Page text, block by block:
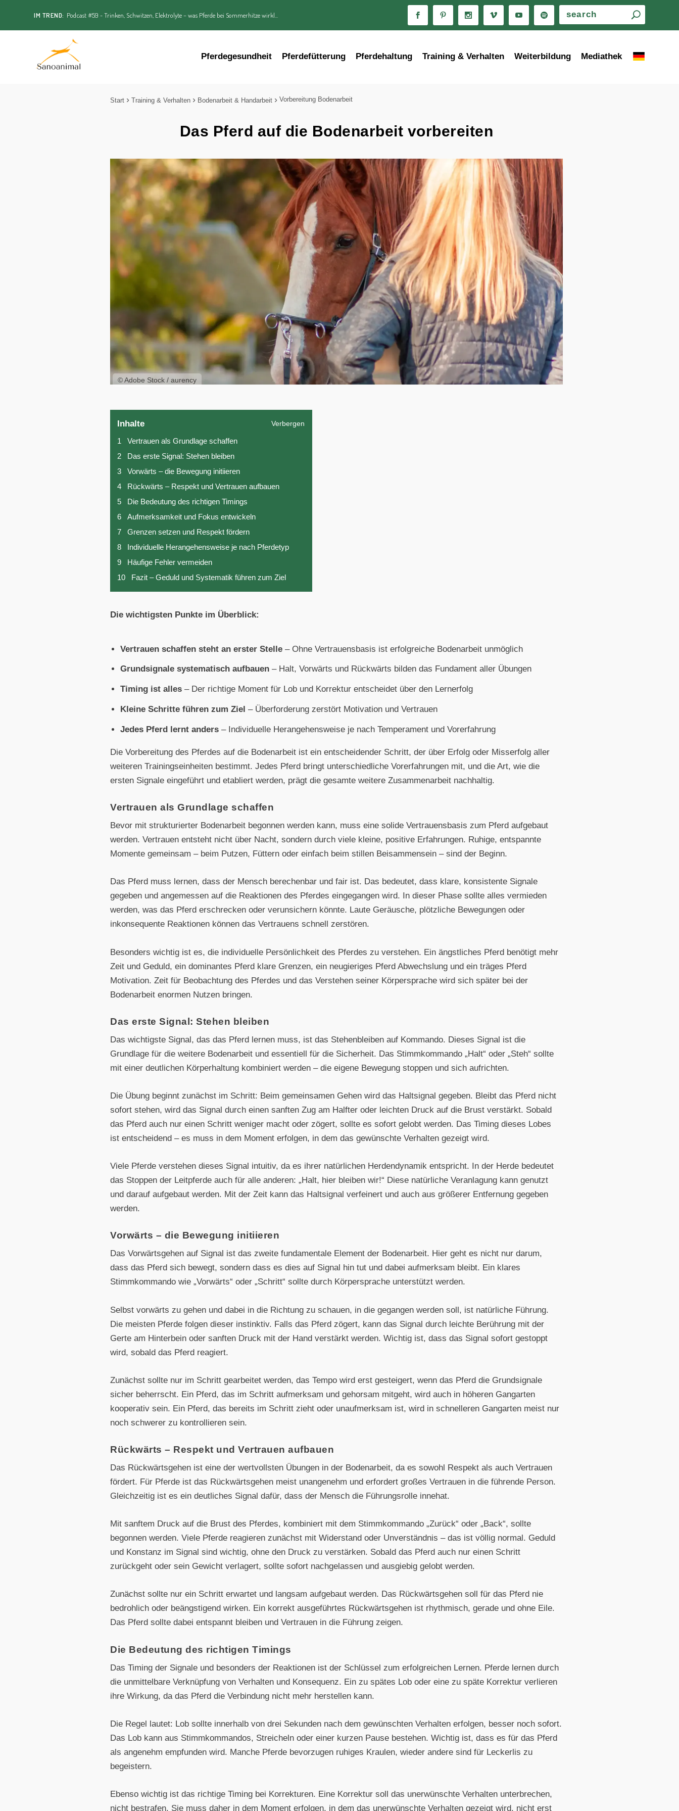
IM TREND: Podcast #59 - Trinken, Schwitzen, Elektrolyte – was Pferde bei Sommerhitze wirkl...
Pferdegesundheit Pferdefütterung Pferdehaltung Training & Verhalten Weiterbildung Mediathek
Start Training & Verhalten Bodenarbeit & Handarbeit Vorbereitung Bodenarbeit
Das Pferd auf die Bodenarbeit vorbereiten
© Adobe Stock / aurency
Inhalte Verbergen
1
Vertrauen als Grundlage schaffen
2
Das erste Signal: Stehen bleiben
3
Vorwärts – die Bewegung initiieren
4
Rückwärts – Respekt und Vertrauen aufbauen
5
Die Bedeutung des richtigen Timings
6
Aufmerksamkeit und Fokus entwickeln
7
Grenzen setzen und Respekt fördern
8
Individuelle Herangehensweise je nach Pferdetyp
9
Häufige Fehler vermeiden
10
Fazit – Geduld und Systematik führen zum Ziel
Die wichtigsten Punkte im Überblick:
Vertrauen schaffen steht an erster Stelle– Ohne Vertrauensbasis ist erfolgreiche Bodenarbeit unmöglich
Grundsignale systematisch aufbauen– Halt, Vorwärts und Rückwärts bilden das Fundament aller Übungen
Timing ist alles– Der richtige Moment für Lob und Korrektur entscheidet über den Lernerfolg
Kleine Schritte führen zum Ziel – Überforderung zerstört Motivation und Vertrauen
Jedes Pferd lernt anders– Individuelle Herangehensweise je nach Temperament und Vorerfahrung
Die Vorbereitung des Pferdes auf die Bodenarbeit ist ein entscheidender Schritt, der über Erfolg oder Misserfolg aller
weiteren Trainingseinheiten bestimmt. Jedes Pferd bringt unterschiedliche Vorerfahrungen mit, und die Art, wie die
ersten Signale eingeführt und etabliert werden, prägt die gesamte weitere Zusammenarbeit nachhaltig.
Vertrauen als Grundlage schaffen
Bevor mit strukturierter Bodenarbeit begonnen werden kann, muss eine solide Vertrauensbasis zum Pferd aufgebaut
werden. Vertrauen entsteht nicht über Nacht, sondern durch viele kleine, positive Erfahrungen. Ruhige, entspannte
Momente gemeinsam – beim Putzen, Füttern oder einfach beim stillen Beisammensein – sind der Beginn.
Das Pferd muss lernen, dass der Mensch berechenbar und fair ist. Das bedeutet, dass klare, konsistente Signale
gegeben und angemessen auf die Reaktionen des Pferdes eingegangen wird. In dieser Phase sollte alles vermieden
werden, was das Pferd erschrecken oder verunsichern könnte. Laute Geräusche, plötzliche Bewegungen oder
inkonsequente Reaktionen können das Vertrauens schnell zerstören.
Besonders wichtig ist es, die individuelle Persönlichkeit des Pferdes zu verstehen. Ein ängstliches Pferd benötigt mehr
Zeit und Geduld, ein dominantes Pferd klare Grenzen, ein neugieriges Pferd Abwechslung und ein träges Pferd
Motivation. Zeit für Beobachtung des Pferdes und das Verstehen seiner Körpersprache wird sich später bei der
Bodenarbeit enormen Nutzen bringen.
Das erste Signal: Stehen bleiben
Das wichtigste Signal, das das Pferd lernen muss, ist das Stehenbleiben auf Kommando. Dieses Signal ist die
Grundlage für die weitere Bodenarbeit und essentiell für die Sicherheit. Das Stimmkommando „Halt“ oder „Steh“ sollte
mit einer deutlichen Körperhaltung kombiniert werden – die eigene Bewegung stoppen und sich aufrichten.
Die Übung beginnt zunächst im Schritt: Beim gemeinsamen Gehen wird das Haltsignal gegeben. Bleibt das Pferd nicht
sofort stehen, wird das Signal durch einen sanften Zug am Halfter oder leichten Druck auf die Brust verstärkt. Sobald
das Pferd auch nur einen Schritt weniger macht oder zögert, sollte es sofort gelobt werden. Das Timing dieses Lobes
ist entscheidend – es muss in dem Moment erfolgen, in dem das gewünschte Verhalten gezeigt wird.
Viele Pferde verstehen dieses Signal intuitiv, da es ihrer natürlichen Herdendynamik entspricht. In der Herde bedeutet
das Stoppen der Leitpferde auch für alle anderen: „Halt, hier bleiben wir!“ Diese natürliche Veranlagung kann genutzt
und darauf aufgebaut werden. Mit der Zeit kann das Haltsignal verfeinert und auch aus größerer Entfernung gegeben
werden.
Vorwärts – die Bewegung initiieren
Das Vorwärtsgehen auf Signal ist das zweite fundamentale Element der Bodenarbeit. Hier geht es nicht nur darum,
dass das Pferd sich bewegt, sondern dass es dies auf Signal hin tut und dabei aufmerksam bleibt. Ein klares
Stimmkommando wie „Vorwärts“ oder „Schritt“ sollte durch Körpersprache unterstützt werden.
Selbst vorwärts zu gehen und dabei in die Richtung zu schauen, in die gegangen werden soll, ist natürliche Führung.
Die meisten Pferde folgen dieser instinktiv. Falls das Pferd zögert, kann das Signal durch leichte Berührung mit der
Gerte am Hinterbein oder sanften Druck mit der Hand verstärkt werden. Wichtig ist, dass das Signal sofort gestoppt
wird, sobald das Pferd reagiert.
Zunächst sollte nur im Schritt gearbeitet werden, das Tempo wird erst gesteigert, wenn das Pferd die Grundsignale
sicher beherrscht. Ein Pferd, das im Schritt aufmerksam und gehorsam mitgeht, wird auch in höheren Gangarten
kooperativ sein. Ein Pferd, das bereits im Schritt zieht oder unaufmerksam ist, wird in schnelleren Gangarten meist nur
noch schwerer zu kontrollieren sein.
Rückwärts – Respekt und Vertrauen aufbauen
Das Rückwärtsgehen ist eine der wertvollsten Übungen in der Bodenarbeit, da es sowohl Respekt als auch Vertrauen
fördert. Für Pferde ist das Rückwärtsgehen meist unangenehm und erfordert großes Vertrauen in die führende Person.
Gleichzeitig ist es ein deutliches Signal dafür, dass der Mensch die Führungsrolle innehat.
Mit sanftem Druck auf die Brust des Pferdes, kombiniert mit dem Stimmkommando „Zurück“ oder „Back“, sollte
begonnen werden. Viele Pferde reagieren zunächst mit Widerstand oder Unverständnis – das ist völlig normal. Geduld
und Konstanz im Signal sind wichtig, ohne den Druck zu verstärken. Sobald das Pferd auch nur einen Schritt
zurückgeht oder sein Gewicht verlagert, sollte sofort nachgelassen und ausgiebig gelobt werden.
Zunächst sollte nur ein Schritt erwartet und langsam aufgebaut werden. Das Rückwärtsgehen soll für das Pferd nie
bedrohlich oder beängstigend wirken. Ein korrekt ausgeführtes Rückwärtsgehen ist rhythmisch, gerade und ohne Eile.
Das Pferd sollte dabei entspannt bleiben und Vertrauen in die Führung zeigen.
Die Bedeutung des richtigen Timings
Das Timing der Signale und besonders der Reaktionen ist der Schlüssel zum erfolgreichen Lernen. Pferde lernen durch
die unmittelbare Verknüpfung von Verhalten und Konsequenz. Ein zu spätes Lob oder eine zu späte Korrektur verlieren
ihre Wirkung, da das Pferd die Verbindung nicht mehr herstellen kann.
Die Regel lautet: Lob sollte innerhalb von drei Sekunden nach dem gewünschten Verhalten erfolgen, besser noch sofort.
Das Lob kann aus Stimmkommandos, Streicheln oder einer kurzen Pause bestehen. Wichtig ist, dass es für das Pferd
als angenehm empfunden wird. Manche Pferde bevorzugen ruhiges Kraulen, wieder andere sind für Leckerlis zu
begeistern.
Ebenso wichtig ist das richtige Timing bei Korrekturen. Eine Korrektur soll das unerwünschte Verhalten unterbrechen,
nicht bestrafen. Sie muss daher in dem Moment erfolgen, in dem das unerwünschte Verhalten gezeigt wird, nicht erst